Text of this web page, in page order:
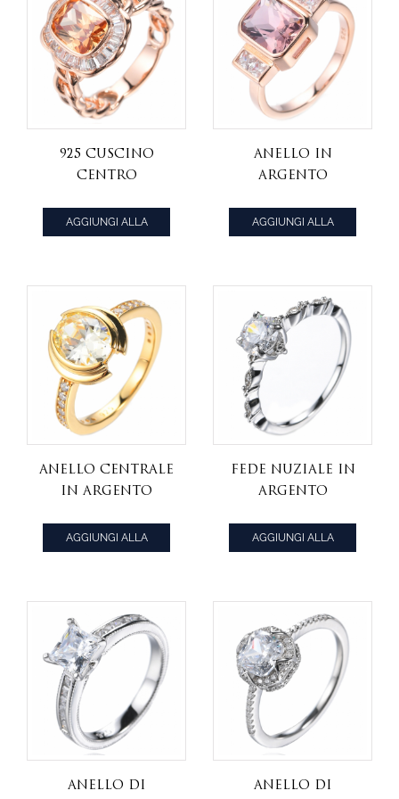
925 Cuscino
Centro
Anello in
argento
rosa
AGGIUNGI ALLA
Anello in
argento
rosa con centro
Morganite rosa
laboratorio
AGGIUNGI ALLA
Anello centrale
in argento
con diamante
ovale 925 con
gialli
AGGIUNGI ALLA
Fede nuziale in
argento
placcato oro
bianco 18 carati
rotondo
AGGIUNGI ALLA
Anello di
Anello di